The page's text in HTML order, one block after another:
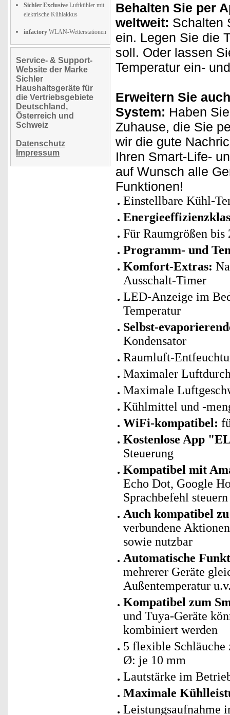
Sichler Exclusive Luftkühler mit
elektrische Kühlakkus
infactory WLAN-Wetterstationen
Service- & Support-
Website der Marke
Sichler
Haushaltsgeräte für
die Vertriebsgebiete
Deutschland,
Österreich und
Schweiz
Datenschutz
Impressum
Behalten Sie per
weltweit: Schalten
ein. Legen Sie die
soll. Oder lassen
Temperatur ein-
Erweitern Sie
System: Haben
Zuhause, die Sie
wir die gute
Ihren Smart-Life-
auf Wunsch alle
Funktionen!
Einstellbare Kühl-
Für Raumgrößen bis
Programm- und
Komfort-Extras:
Ausschalt-Timer
LED-Anzeige im
Temperatur
Selbst-
Kondensator
Raumluft-
Maximaler
Maximale
Kühlmittel und -
WiFi-kompatibel:
Kostenlose App
Steuerung
Kompatibel mit
Echo Dot, Google
Sprachbefehl steuern
Auch kompatibel
verbundene
sowie nutzbar
Automatische
mehrerer Geräte
Außentemperatur
Kompatibel zum
und Tuya-Geräte
kombiniert werden
5 flexible Schläuche
Ø: je 10 mm
Lautstärke im
Maximale
Leistungsaufnahme